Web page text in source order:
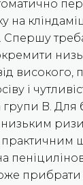
на
Спершу
високого,
і
групи B. Для
низьким
практичним